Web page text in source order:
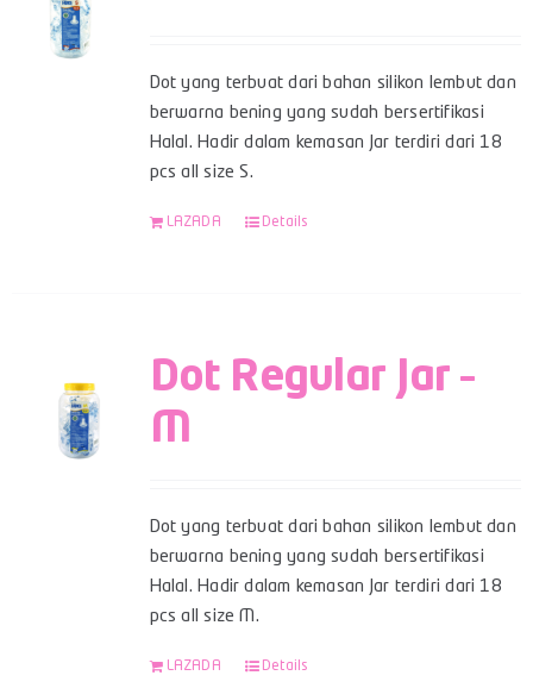
Dot yang terbuat dari bahan silikon lembut dan
berwarna bening yang sudah bersertifikasi
Halal. Hadir dalam kemasan Jar terdiri dari 18
pcs all size S.
LAZADA Details
Dot Regular Jar –
M
Dot yang terbuat dari bahan silikon lembut dan
berwarna bening yang sudah bersertifikasi
Halal. Hadir dalam kemasan Jar terdiri dari 18
pcs all size M.
LAZADA Details